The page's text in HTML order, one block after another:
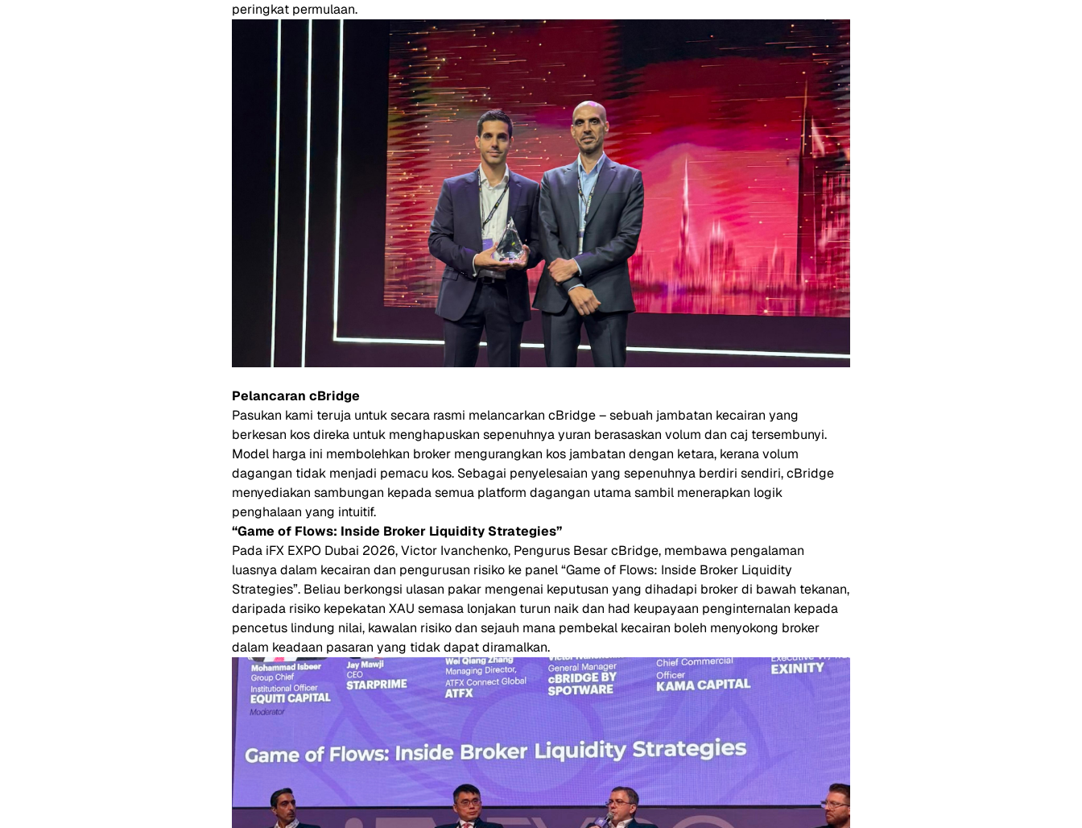
peringkat permulaan.
Pelancaran cBridge
Pasukan kami teruja untuk secara rasmi melancarkan cBridge – sebuah jambatan kecairan yang
berkesan kos direka untuk menghapuskan sepenuhnya yuran berasaskan volum dan caj tersembunyi.
Model harga ini membolehkan broker mengurangkan kos jambatan dengan ketara, kerana volum
dagangan tidak menjadi pemacu kos. Sebagai penyelesaian yang sepenuhnya berdiri sendiri, cBridge
menyediakan sambungan kepada semua platform dagangan utama sambil menerapkan logik
penghalaan yang intuitif.
“Game of Flows: Inside Broker Liquidity Strategies”
Pada iFX EXPO Dubai 2026, Victor Ivanchenko, Pengurus Besar cBridge, membawa pengalaman
luasnya dalam kecairan dan pengurusan risiko ke panel “Game of Flows: Inside Broker Liquidity
Strategies”. Beliau berkongsi ulasan pakar mengenai keputusan yang dihadapi broker di bawah tekanan,
daripada risiko kepekatan XAU semasa lonjakan turun naik dan had keupayaan penginternalan kepada
pencetus lindung nilai, kawalan risiko dan sejauh mana pembekal kecairan boleh menyokong broker
dalam keadaan pasaran yang tidak dapat diramalkan.